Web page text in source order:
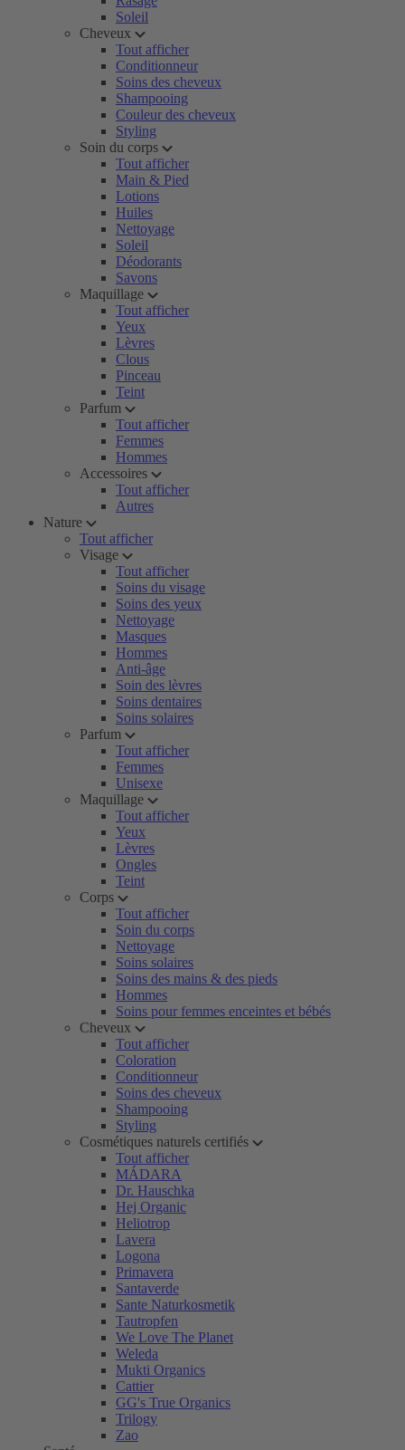
Soleil
Cheveux
Tout afficher
Conditionneur
Soins des cheveux
Shampooing
Couleur des cheveux
Styling
Soin du corps
Tout afficher
Main & Pied
Lotions
Huiles
Nettoyage
Soleil
Déodorants
Savons
Maquillage
Tout afficher
Yeux
Lèvres
Clous
Pinceau
Teint
Parfum
Tout afficher
Femmes
Hommes
Accessoires
Tout afficher
Autres
Nature
Tout afficher
Visage
Tout afficher
Soins du visage
Soins des yeux
Nettoyage
Masques
Hommes
Anti-âge
Soin des lèvres
Soins dentaires
Soins solaires
Parfum
Tout afficher
Femmes
Unisexe
Maquillage
Tout afficher
Yeux
Lèvres
Ongles
Teint
Corps
Tout afficher
Soin du corps
Nettoyage
Soins solaires
Soins des mains & des pieds
Hommes
Soins pour femmes enceintes et bébés
Cheveux
Tout afficher
Coloration
Conditionneur
Soins des cheveux
Shampooing
Styling
Cosmétiques naturels certifiés
Tout afficher
MÁDARA
Dr. Hauschka
Hej Organic
Heliotrop
Lavera
Logona
Primavera
Santaverde
Sante Naturkosmetik
Tautropfen
We Love The Planet
Weleda
Mukti Organics
Cattier
GG's True Organics
Trilogy
Zao